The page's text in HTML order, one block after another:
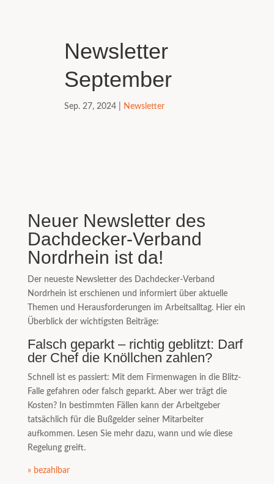
Newsletter
September
Sep. 27, 2024| Newsletter
Neuer Newsletter des
Dachdecker-Verband
Nordrhein ist da!
Der neueste Newsletter des Dachdecker-Verband
Nordrhein ist erschienen und informiert über aktuelle
Themen und Herausforderungen im Arbeitsalltag. Hier ein
Überblick der wichtigsten Beiträge:
Falsch geparkt – richtig geblitzt: Darf
der Chef die Knöllchen zahlen?
Schnell ist es passiert: Mit dem Firmenwagen in die Blitz-
Falle gefahren oder falsch geparkt. Aber wer trägt die
Kosten? In bestimmten Fällen kann der Arbeitgeber
tatsächlich für die Bußgelder seiner Mitarbeiter
aufkommen. Lesen Sie mehr dazu, wann und wie diese
Regelung greift.
» bezahlbar